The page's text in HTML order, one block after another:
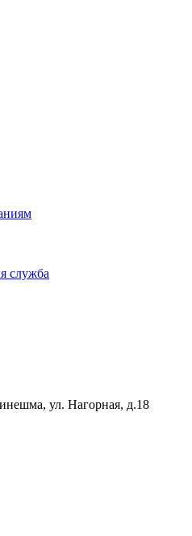
служба
ул. Нагорная, д.18